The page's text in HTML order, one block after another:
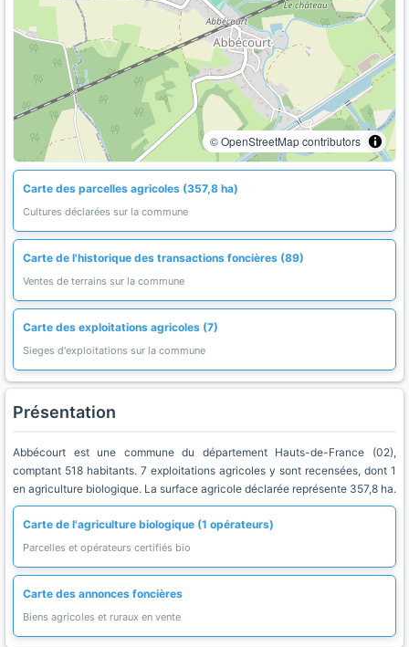
© OpenStreetMap contributors
Carte des parcelles agricoles (357,8 ha)
Cultures déclarées sur la commune
Carte de l'historique des transactions foncières (89)
Ventes de terrains sur la commune
Carte des exploitations agricoles (7)
Sieges d'exploitations sur la commune
Présentation
Abbécourt est une commune du département Hauts-de-France (02),
comptant 518 habitants. 7 exploitations agricoles y sont recensées, dont 1
en agriculture biologique. La surface agricole déclarée représente 357,8 ha.
Carte de l'agriculture biologique (1 opérateurs)
Parcelles et opérateurs certifiés bio
Carte des annonces foncières
Biens agricoles et ruraux en vente